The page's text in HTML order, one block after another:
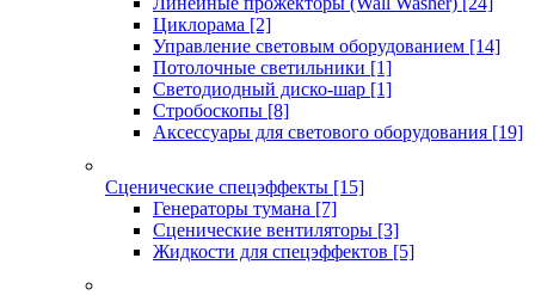
Циклорама [2]
Управление световым оборудованием [14]
Потолочные светильники [1]
Светодиодный диско-шар [1]
Стробоскопы [8]
Аксессуары для светового оборудования [19]
Сценические спецэффекты [15]
Генераторы тумана [7]
Сценические вентиляторы [3]
Жидкости для спецэффектов [5]